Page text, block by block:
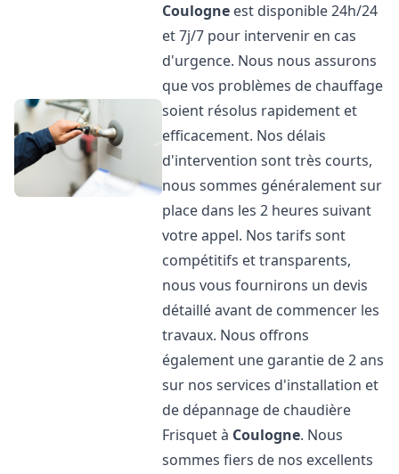
Coulogne est disponible 24h/24
et 7j/7 pour intervenir en cas
d'urgence. Nous nous assurons
que vos problèmes de chauffage
soient résolus rapidement et
efficacement. Nos délais
d'intervention sont très courts,
nous sommes généralement sur
place dans les 2 heures suivant
votre appel. Nos tarifs sont
compétitifs et transparents,
nous vous fournirons un devis
détaillé avant de commencer les
travaux. Nous offrons
également une garantie de 2 ans
sur nos services d'installation et
de dépannage de chaudière
Frisquet à Coulogne. Nous
sommes fiers de nos excellents